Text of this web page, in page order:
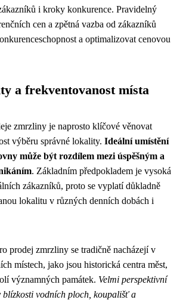
i kroky konkurence. Pravidelný
cen a zpětná vazba od zákazníků
a optimalizovat cenovou
a frekventovanost místa
zmrzliny je naprosto klíčové věnovat
výběru správné lokality. Ideální umístění
může být rozdílem mezi úspěšným a
. Základním předpokladem je vysoká
zákazníků, proto se vyplatí důkladně
lokalitu v různých denních dobách i
prodej zmrzliny se tradičně nacházejí v
místech, jako jsou historická centra měst,
významných památek. Velmi perspektivní
blízkosti vodních ploch, koupališť a